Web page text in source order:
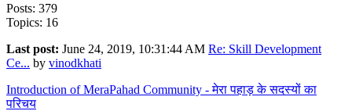
Posts: 379
Topics: 16
Last post: June 24, 2019, 10:31:44 AM Re: Skill Development
Ce... by vinodkhati
Introduction of MeraPahad Community - मेरा पहाड़ के सदस्यों का
परिचय